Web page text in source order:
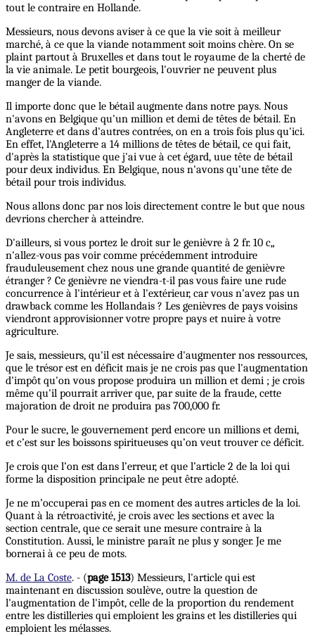
tout le contraire en Hollande.
Messieurs, nous devons aviser à ce que la vie soit à meilleur
marché, à ce que la viande notamment soit moins chère. On se
plaint partout à Bruxelles et dans tout le royaume de la cherté de
la vie animale. Le petit bourgeois, l'ouvrier ne peuvent plus
manger de la viande.
Il importe donc que le bétail augmente dans notre pays. Nous
n'avons en Belgique qu'un million et demi de têtes de bétail. En
Angleterre et dans d'autres contrées, on en a trois fois plus qu'ici.
En effet, l'Angleterre a 14 millions de têtes de bétail, ce qui fait,
d'après la statistique que j'ai vue à cet égard, uue tête de bétail
pour deux individus. En Belgique, nous n'avons qu'une tête de
bétail pour trois individus.
Nous allons donc par nos lois directement contre le but que nous
devrions chercher à atteindre.
D'ailleurs, si vous portez le droit sur le genièvre à 2 fr. 10 c„
n'allez-vous pas voir comme précédemment introduire
frauduleusement chez nous une grande quantité de genièvre
étranger ? Ce genièvre ne viendra-t-il pas vous faire une rude
concurrence à l'intérieur et à l'extérieur, car vous n'avez pas un
drawback comme les Hollandais ? Les genièvres de pays voisins
viendront approvisionner votre propre pays et nuire à votre
agriculture.
Je sais, messieurs, qu'il est nécessaire d'augmenter nos ressources,
que le trésor est en déficit mais je ne crois pas que l'augmentation
d'impôt qu'on vous propose produira un million et demi ; je crois
même qu'il pourrait arriver que, par suite de la fraude, cette
majoration de droit ne produira pas 700,000 fr.
Pour le sucre, le gouvernement perd encore un millions et demi,
et c’est sur les boissons spiritueuses qu’on veut trouver ce déficit.
Je crois que l’on est dans l’erreur, et que l’article 2 de la loi qui
forme la disposition principale ne peut être adopté.
Je ne m’occuperai pas en ce moment des autres articles de la loi.
Quant à la rétroactivité, je crois avec les sections et avec la
section centrale, que ce serait une mesure contraire à la
Constitution. Aussi, le ministre paraît ne plus y songer. Je me
bornerai à ce peu de mots.
M. de La Coste. - (page 1513) Messieurs, l'article qui est
maintenant en discussion soulève, outre la question de
l'augmentation de l'impôt, celle de la proportion du rendement
entre les distilleries qui emploient les grains et les distilleries qui
emploient les mélasses.